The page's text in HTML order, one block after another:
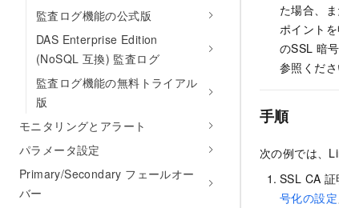
監査ログ機能の公式版
DAS Enterprise Edition
(NoSQL 互換) 監査ログ
監査ログ機能の無料トライアル
版
モニタリングとアラート
パラメータ設定
Primary/Secondary フェールオー
バー
た場合、
ポイント
のSSL 暗
参照くださ
手順
次の例では、
SSL CA 証
号化の設定